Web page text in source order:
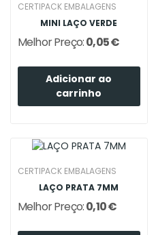
CERTIPACK EMBALAGENS
MINI LAÇO VERDE
Melhor Preço:0,05 €
Adicionar ao
carrinho
CERTIPACK EMBALAGENS
LAÇO PRATA 7MM
Melhor Preço:0,10 €